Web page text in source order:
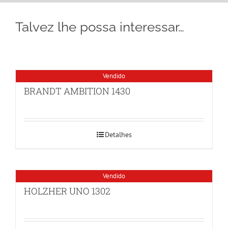
Talvez lhe possa interessar…
Vendido
BRANDT AMBITION 1430
Detalhes
Vendido
HOLZHER UNO 1302